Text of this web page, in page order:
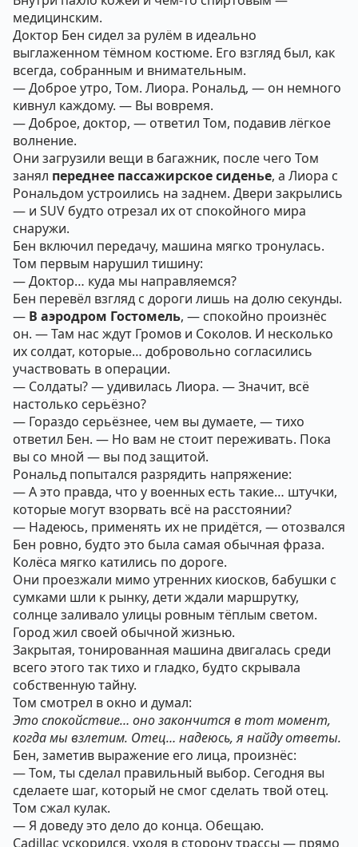
медицинским.
Доктор Бен сидел за рулём в идеально
выглаженном тёмном костюме. Его взгляд был, как
всегда, собранным и внимательным.
— Доброе утро, Том. Лиора. Рональд, — он немного
кивнул каждому. — Вы вовремя.
— Доброе, доктор, — ответил Том, подавив лёгкое
волнение.
Они загрузили вещи в багажник, после чего Том
занял переднее пассажирское сиденье, а Лиора с
Рональдом устроились на заднем. Двери закрылись
— и SUV будто отрезал их от спокойного мира
снаружи.
Бен включил передачу, машина мягко тронулась.
Том первым нарушил тишину:
— Доктор… куда мы направляемся?
Бен перевёл взгляд с дороги лишь на долю секунды.
— В аэродром Гостомель, — спокойно произнёс
он. — Там нас ждут Громов и Соколов. И несколько
их солдат, которые… добровольно согласились
участвовать в операции.
— Солдаты? — удивилась Лиора. — Значит, всё
настолько серьёзно?
— Гораздо серьёзнее, чем вы думаете, — тихо
ответил Бен. — Но вам не стоит переживать. Пока
вы со мной — вы под защитой.
Рональд попытался разрядить напряжение:
— А это правда, что у военных есть такие… штучки,
которые могут взорвать всё на расстоянии?
— Надеюсь, применять их не придётся, — отозвался
Бен ровно, будто это была самая обычная фраза.
Колёса мягко катились по дороге.
Они проезжали мимо утренних киосков, бабушки с
сумками шли к рынку, дети ждали маршрутку,
солнце заливало улицы ровным тёплым светом.
Город жил своей обычной жизнью.
Закрытая, тонированная машина двигалась среди
всего этого так тихо и гладко, будто скрывала
собственную тайну.
Том смотрел в окно и думал:
Это спокойствие… оно закончится в тот момент,
когда мы взлетим. Отец… надеюсь, я найду ответы.
Бен, заметив выражение его лица, произнёс:
— Том, ты сделал правильный выбор. Сегодня вы
сделаете шаг, который не смог сделать твой отец.
Том сжал кулак.
— Я доведу это дело до конца. Обещаю.
Cadillac ускорился, уходя в сторону трассы — прямо